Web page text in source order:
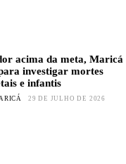
acima da meta, Maricá
investigar mortes
e infantis
29 DE JULHO DE 2026